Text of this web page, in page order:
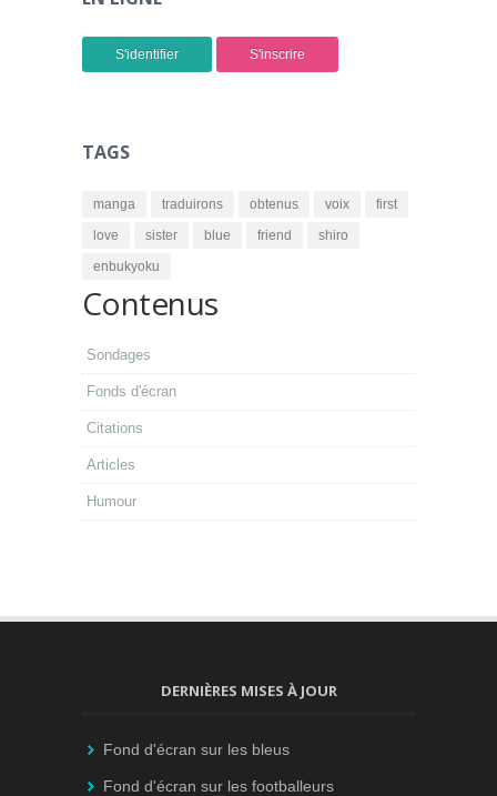
S'identifier S'inscrire
TAGS
manga traduirons obtenus voix
first
love
sister blue friend
shiro
enbukyoku
Contenus
Sondages
Fonds d'écran
Citations
Articles
Humour
DERNIÈRES MISES À JOUR
Fond d'écran sur les bleus
Fond d'écran sur les footballeurs